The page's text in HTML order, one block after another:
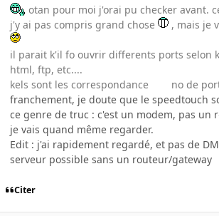
otan pour moi j'orai pu checker avant.
j'y ai pas compris grand chose
, mais je
il parait k'il fo ouvrir differents ports selon
html, ftp, etc....
kels sont les correspondance no de
franchement, je doute que le speedtouch
ce genre de truc : c'est un modem, pas un
je vais quand même regarder.
Edit : j'ai rapidement regardé, et pas de
serveur possible sans un routeur/gateway
Citer